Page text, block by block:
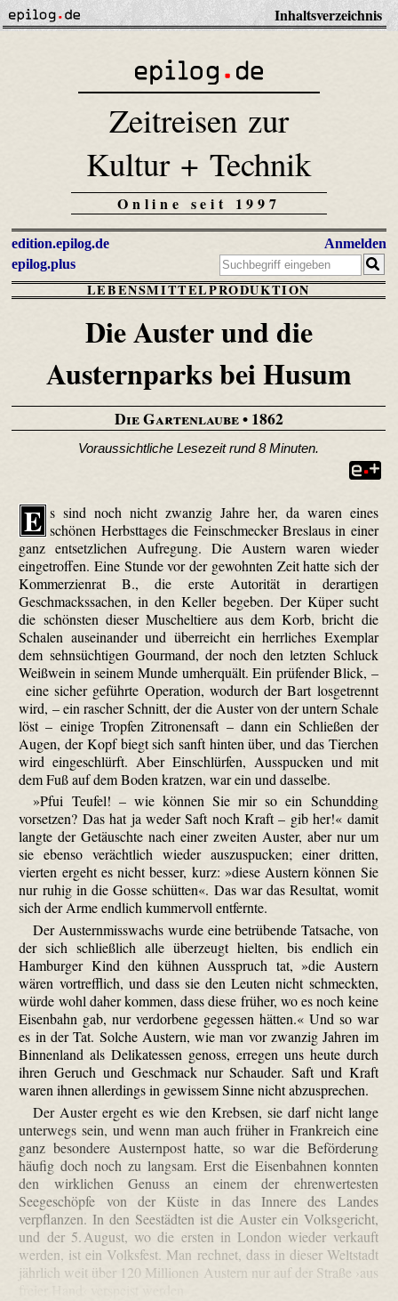
Inhaltsverzeichnis
Zeitreisen zur
Kultur + Technik
Online seit 1997
edition.epilog.de
epilog.plus
Anmelden
LEBENSMITTELPRODUKTION
Die Auster und die
Austernparks bei Husum
Die Gartenlaube• 1862
Voraussichtliche Lesezeit rund 8 Minuten.
E s sind noch nicht zwanzig Jahre her, da waren eines
schönen Herbsttages die Feinschmecker Breslaus in einer
ganz entsetzlichen Aufregung. Die Austern waren wieder
eingetroffen. Eine Stunde vor der gewohnten Zeit hatte sich der
Kommerzienrat B., die erste Autorität in derartigen
Geschmackssachen, in den Keller begeben. Der Küper sucht
die schönsten dieser Muscheltiere aus dem Korb, bricht die
Schalen auseinander und überreicht ein herrliches Exemplar
dem sehnsüchtigen Gourmand, der noch den letzten Schluck
Weißwein in seinem Munde umherquält. Ein prüfender Blick, –
eine sicher geführte Operation, wodurch der Bart losgetrennt
wird, – ein rascher Schnitt, der die Auster von der untern Schale
löst – einige Tropfen Zitronensaft – dann ein Schließen der
Augen, der Kopf biegt sich sanft hinten über, und das Tierchen
wird eingeschlürft. Aber Einschlürfen, Ausspucken und mit
dem Fuß auf dem Boden kratzen, war ein und dasselbe.
»Pfui Teufel! – wie können Sie mir so ein Schundding
vorsetzen? Das hat ja weder Saft noch Kraft – gib her!« damit
langte der Getäuschte nach einer zweiten Auster, aber nur um
sie ebenso verächtlich wieder auszuspucken; einer dritten,
vierten ergeht es nicht besser, kurz: »diese Austern können Sie
nur ruhig in die Gosse schütten«. Das war das Resultat, womit
sich der Arme endlich kummervoll entfernte.
Der Austernmisswachs wurde eine betrübende Tatsache, von
der sich schließlich alle überzeugt hielten, bis endlich ein
Hamburger Kind den kühnen Ausspruch tat, »die Austern
wären vortrefflich, und dass sie den Leuten nicht schmeckten,
würde wohl daher kommen, dass diese früher, wo es noch keine
Eisenbahn gab, nur verdorbene gegessen hätten.« Und so war
es in der Tat. Solche Austern, wie man vor zwanzig Jahren im
Binnenland als Delikatessen genoss, erregen uns heute durch
ihren Geruch und Geschmack nur Schauder. Saft und Kraft
waren ihnen allerdings in gewissem Sinne nicht abzusprechen.
Der Auster ergeht es wie den Krebsen, sie darf nicht lange
unterwegs sein, und wenn man auch früher in Frankreich eine
ganz besondere Austernpost hatte, so war die Beförderung
häufig doch noch zu langsam. Erst die Eisenbahnen konnten
den wirklichen Genuss an einem der ehrenwertesten
Seegeschöpfe von der Küste in das Innere des Landes
verpflanzen. In den Seestädten ist die Auster ein Volksgericht,
und der 5. August, wo die ersten in London wieder verkauft
werden, ist ein Volksfest. Man rechnet, dass in dieser Weltstadt
jährlich weit über 120 Millionen Austern nur auf der Straße ›aus